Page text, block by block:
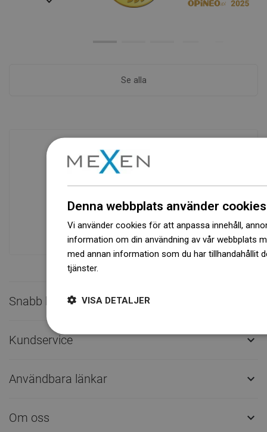
Se alla
Tillgänglighet av varor
Ett modernt logistikcenter med en yta på
31 000 m² med över 68 000 pallplatser
ger över 1 500 000 stycken tillgängliga
produkter!
Snabb kontakt
Kundservice 
Användbara länkar 
Om oss 
Denna webbplats använder cookies
Vi använder cookies för att anpassa innehåll,
information om din användning av vår webbplats
med annan information som du har tillhandahållit
tjänster.
VISA DETALJER